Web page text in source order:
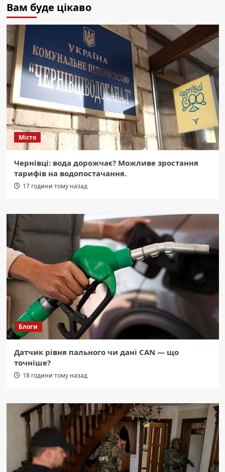
Вам буде цікаво
Місто
Чернівці: вода дорожчає? Можливе зростання
тарифів на водопостачання.
17 години тому назад
Блоги
Датчик рівня пального чи дані CAN — що
точніше?
18 години тому назад